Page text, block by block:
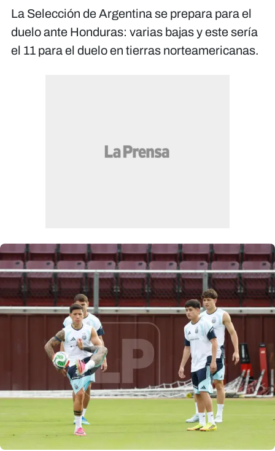
La Selección de Argentina se prepara para el
duelo ante Honduras: varias bajas y este sería
el 11 para el duelo en tierras norteamericanas.